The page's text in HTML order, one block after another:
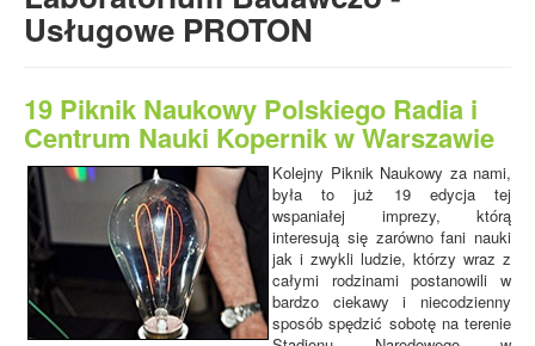
- Elementy budowy maszyn i wiele innych.
Usługowe PROTON
19 Piknik Naukowy Polskiego Radia i
Centrum Nauki Kopernik w Warszawie
Kolejny Piknik Naukowy za nami,
była to już 19 edycja tej
wspaniałej imprezy, którą
interesują się zarówno fani nauki
jak i zwykli ludzie, którzy wraz z
całymi rodzinami postanowili w
bardzo ciekawy i niecodzienny
sposób spędzić sobotę na terenie